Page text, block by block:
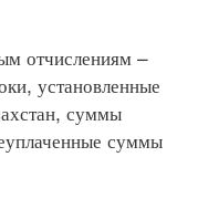
отчислениям –
установленные
суммы
суммы